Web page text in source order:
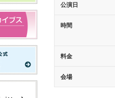
公演日
時間
料金
会場